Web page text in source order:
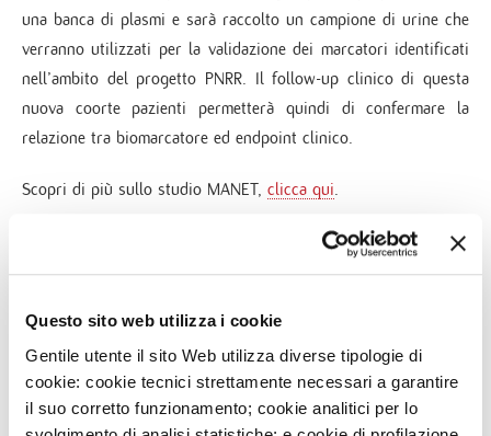
Questo sito web utilizza i cookie
Gentile utente il sito Web utilizza diverse tipologie di
cookie: cookie tecnici strettamente necessari a garantire
il suo corretto funzionamento; cookie analitici per lo
una banca di plasmi e sarà raccolto un campione di urine che
verranno utilizzati per la validazione dei marcatori identificati
nell’ambito del progetto PNRR. Il follow-up clinico di questa
nuova coorte pazienti permetterà quindi di confermare la
relazione tra biomarcatore ed endpoint clinico.
Scopri di più sullo studio MANET, clicca qui
NEWS
3AGO
IEO E MONZINO, MODELLI DI OSPEDALI GREEN IN
ITALIA